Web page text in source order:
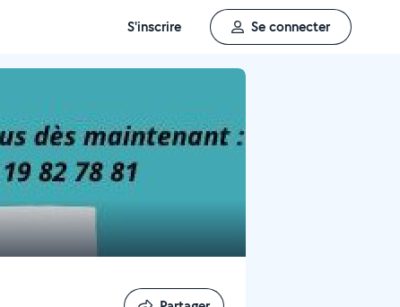
S'inscrire Se connecter